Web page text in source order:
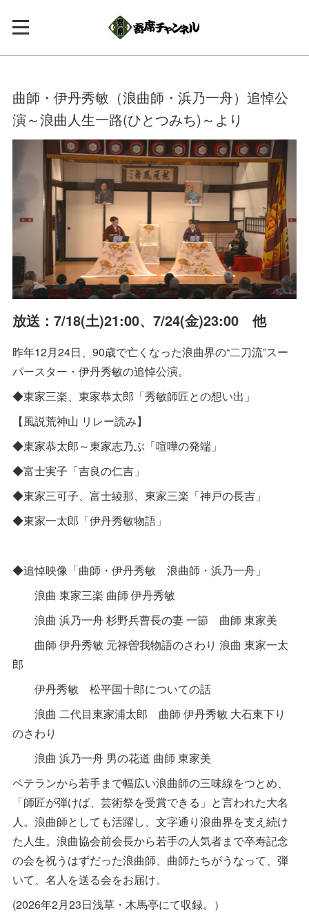
曲師・伊丹秀敏（浪曲師・浜乃一舟）追悼公
演～浪曲人生一路(ひとつみち)～より
放送：7/18(土)21:00、7/24(金)23:00 他
昨年12月24日、90歳で亡くなった浪曲界の“二刀流”スー
パースター・伊丹秀敏の追悼公演。
◆東家三楽、東家恭太郎「秀敏師匠との想い出」
【風説荒神山 リレー読み】
◆東家恭太郎～東家志乃ぶ「喧嘩の発端」
◆富士実子「吉良の仁吉」
◆東家三可子、富士綾那、東家三楽「神戸の長吉」
◆東家一太郎「伊丹秀敏物語」
◆追悼映像「曲師・伊丹秀敏 浪曲師・浜乃一舟」
浪曲 東家三楽 曲師 伊丹秀敏
浪曲 浜乃一舟 杉野兵曹長の妻 一節 曲師 東家美
曲師 伊丹秀敏 元禄曽我物語のさわり 浪曲 東家一太
郎
伊丹秀敏 松平国十郎についての話
浪曲 二代目東家浦太郎 曲師 伊丹秀敏 大石東下り
のさわり
浪曲 浜乃一舟 男の花道 曲師 東家美
ベテランから若手まで幅広い浪曲師の三味線をつとめ、
「師匠が弾けば、芸術祭を受賞できる」と言われた大名
人。浪曲師としても活躍し、文字通り浪曲界を支え続け
た人生。浪曲協会前会長から若手の人気者まで卒寿記念
の会を祝うはずだった浪曲師、曲師たちがうなって、弾
いて、名人を送る会をお届け。
(2026年2月23日浅草・木馬亭にて収録。）